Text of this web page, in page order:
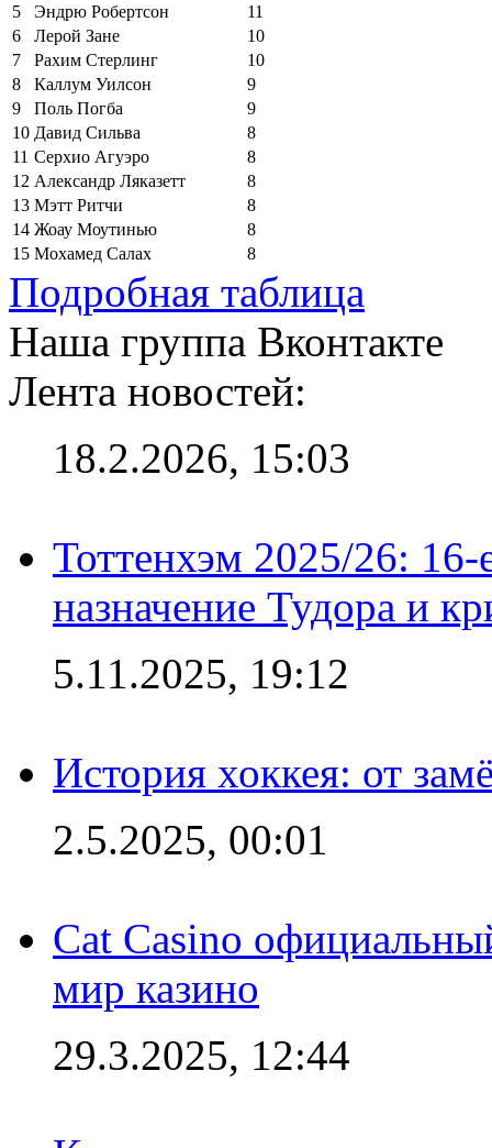
5
Эндрю Робертсон
11
6
Лерой Зане
10
7
Рахим Стерлинг
10
8
Каллум Уилсон
9
9
Поль Погба
9
10 Давид Сильва
8
11 Серхио Агуэро
8
12 Александр Ляказетт
8
13 Мэтт Ритчи
8
14 Жоау Моутинью
8
15 Мохамед Салах 8
Подробная таблица
Наша группа Вконтакте
Лента новостей:
18.2.2026, 15:03
Тоттенхэм 2025/26:
назначение Тудора и
5.11.2025, 19:12
История хоккея: от
2.5.2025, 00:01
Cat Casino
мир казино
29.3.2025, 12:44